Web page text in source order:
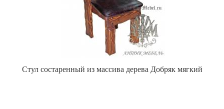
Стул состаренный из массива дерева Добряк мягкий